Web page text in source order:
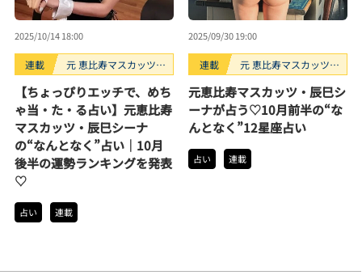
2025/10/14 18:00
連載
元 恵比寿マスカッツ・
く占い
【ちょっぴりエッチで、めち
ゃ当・た・る占い】元恵比寿
マスカッツ・辰巳シーナ
の“なんとなく”占い｜10月
後半の運勢ランキングを発表
♡
占い 連載
2025/09/30 19:00
連載
元 恵比寿マスカッツ・
く占い
元恵比寿マスカッツ・辰巳シ
ーナが占う♡10月前半の“な
んとなく”12星座占い
占い 連載